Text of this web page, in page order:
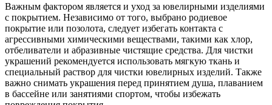
Важным фактором является и уход за ювелирными изделиями
с покрытием. Независимо от того, выбрано родиевое
покрытие или позолота, следует избегать контакта с
агрессивными химическими веществами, такими как хлор,
отбеливатели и абразивные чистящие средства. Для чистки
украшений рекомендуется использовать мягкую ткань и
специальный раствор для чистки ювелирных изделий. Также
важно снимать украшения перед принятием душа, плаванием
в бассейне или занятиями спортом, чтобы избежать